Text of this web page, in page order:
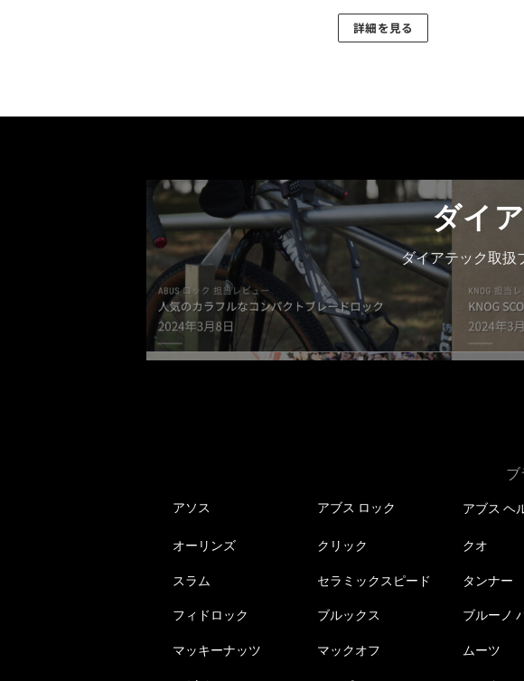
詳細を見る
ダイ
ダイアテック取扱
ブ
アソス アブス ロック アブス ヘ
オーリンズ クリック クオ
スラム セラミックスピード タンナー
フィドロック ブルックス ブルーノ
マッキーナッツ マックオフ ムーツ